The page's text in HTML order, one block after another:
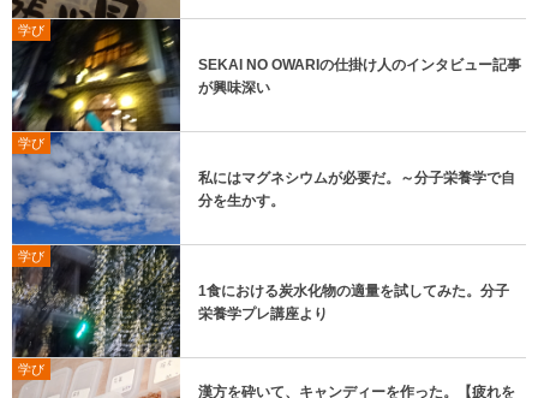
学び
SEKAI NO OWARIの仕掛け人のインタビュー記事
が興味深い
学び
私にはマグネシウムが必要だ。～分子栄養学で自
分を生かす。
学び
1食における炭水化物の適量を試してみた。分子
栄養学プレ講座より
学び
漢方を砕いて、キャンディーを作った。【疲れを